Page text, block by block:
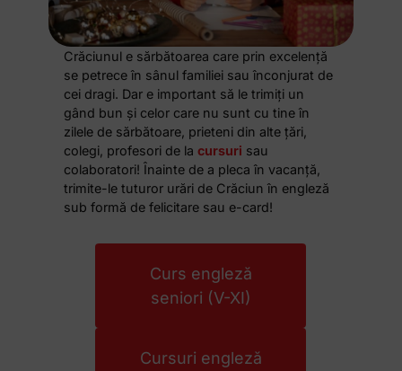
Crăciunul e sărbătoarea care prin excelență
se petrece în sânul familiei sau înconjurat de
cei dragi. Dar e important să le trimiți un
gând bun și celor care nu sunt cu tine în
zilele de sărbătoare, prieteni din alte țări,
colegi, profesori de lacursuri sau
colaboratori! Înainte de a pleca în vacanță,
trimite-le tuturor urări de Crăciun în engleză
sub formă de felicitare sau e-card!
Curs engleză
seniori (V-XI)
Cursuri engleză